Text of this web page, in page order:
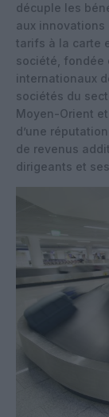
décuple les
aux innovations
tarifs à la carte
société, fondée
internationaux
sociétés du
Moyen-Orient
d’une
de revenus
dirigeants et